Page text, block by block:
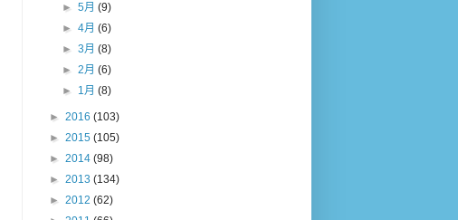
►5月(9)
►4月(6)
►3月(8)
►2月(6)
► 1月(8)
► 2016 (103)
► 2015 (105)
► 2014 (98)
► 2013 (134)
► 2012 (62)